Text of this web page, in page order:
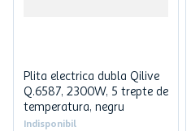
Plita electrica dubla Qilive
Q.6587, 2300W, 5 trepte de
temperatura, negru
Indisponibil